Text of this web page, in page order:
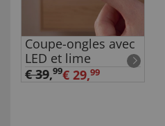
Coupe-ongles avec
LED et lime
€ 39,99€ 29,99